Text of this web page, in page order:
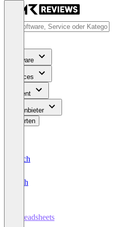
Software
Services
Content
Für Anbieter
Bewerten
Deutsch
English
Spreadsheets